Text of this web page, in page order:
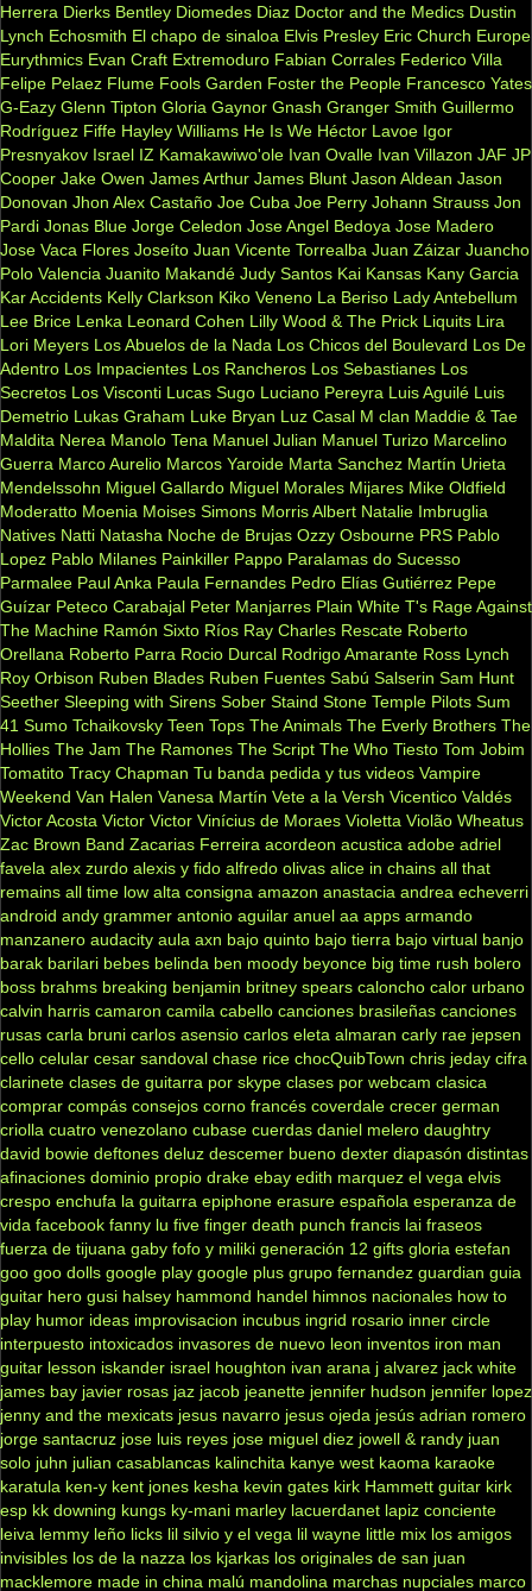
Herrera Dierks Bentley Diomedes Diaz Doctor and the Medics Dustin
Lynch Echosmith El chapo de sinaloa Elvis Presley Eric Church Europe
Eurythmics Evan Craft Extremoduro Fabian Corrales Federico Villa
Felipe Pelaez Flume Fools Garden Foster the People Francesco Yates
G-Eazy Glenn Tipton Gloria Gaynor Gnash Granger Smith Guillermo
Rodríguez Fiffe Hayley Williams He Is We Héctor Lavoe Igor
Presnyakov Israel IZ Kamakawiwo'ole Ivan Ovalle Ivan Villazon JAF JP
Cooper Jake Owen James Arthur James Blunt Jason Aldean Jason
Donovan Jhon Alex Castaño Joe Cuba Joe Perry Johann Strauss Jon
Pardi Jonas Blue Jorge Celedon Jose Angel Bedoya Jose Madero
Jose Vaca Flores Joseíto Juan Vicente Torrealba Juan Záizar Juancho
Polo Valencia Juanito Makandé Judy Santos Kai Kansas Kany Garcia
Kar Accidents Kelly Clarkson Kiko Veneno La Beriso Lady Antebellum
Lee Brice Lenka Leonard Cohen Lilly Wood & The Prick Liquits Lira
Lori Meyers Los Abuelos de la Nada Los Chicos del Boulevard Los De
Adentro Los Impacientes Los Rancheros Los Sebastianes Los
Secretos Los Visconti Lucas Sugo Luciano Pereyra Luis Aguilé Luis
Demetrio Lukas Graham Luke Bryan Luz Casal M clan Maddie & Tae
Maldita Nerea Manolo Tena Manuel Julian Manuel Turizo Marcelino
Guerra Marco Aurelio Marcos Yaroide Marta Sanchez Martín Urieta
Mendelssohn Miguel Gallardo Miguel Morales Mijares Mike Oldfield
Moderatto Moenia Moises Simons Morris Albert Natalie Imbruglia
Natives Natti Natasha Noche de Brujas Ozzy Osbourne PRS Pablo
Lopez Pablo Milanes Painkiller Pappo Paralamas do Sucesso
Parmalee Paul Anka Paula Fernandes Pedro Elías Gutiérrez Pepe
Guízar Peteco Carabajal Peter Manjarres Plain White T's Rage Against
The Machine Ramón Sixto Ríos Ray Charles Rescate Roberto
Orellana Roberto Parra Rocio Durcal Rodrigo Amarante Ross Lynch
Roy Orbison Ruben Blades Ruben Fuentes Sabú Salserin Sam Hunt
Seether Sleeping with Sirens Sober Staind Stone Temple Pilots Sum
41 Sumo Tchaikovsky Teen Tops The Animals The Everly Brothers The
Hollies The Jam The Ramones The Script The Who Tiesto Tom Jobim
Tomatito Tracy Chapman Tu banda pedida y tus videos Vampire
Weekend Van Halen Vanesa Martín Vete a la Versh Vicentico Valdés
Victor Acosta Victor Victor Vinícius de Moraes Violetta Violão Wheatus
Zac Brown Band Zacarias Ferreira acordeon acustica adobe adriel
favela alex zurdo alexis y fido alfredo olivas alice in chains all that
remains all time low alta consigna amazon anastacia andrea echeverri
android andy grammer antonio aguilar anuel aa apps armando
manzanero audacity aula axn bajo quinto bajo tierra bajo virtual banjo
barak barilari bebes belinda ben moody beyonce big time rush bolero
boss brahms breaking benjamin britney spears caloncho calor urbano
calvin harris camaron camila cabello canciones brasileñas canciones
rusas carla bruni carlos asensio carlos eleta almaran carly rae jepsen
cello celular cesar sandoval chase rice chocQuibTown chris jeday cifra
clarinete clases de guitarra por skype clases por webcam clasica
comprar compás consejos corno francés coverdale crecer german
criolla cuatro venezolano cubase cuerdas daniel melero daughtry
david bowie deftones deluz descemer bueno dexter diapasón distintas
afinaciones dominio propio drake ebay edith marquez el vega elvis
crespo enchufa la guitarra epiphone erasure española esperanza de
vida facebook fanny lu five finger death punch francis lai fraseos
fuerza de tijuana gaby fofo y miliki generación 12 gifts gloria estefan
goo goo dolls google play google plus grupo fernandez guardian guia
guitar hero gusi halsey hammond handel himnos nacionales how to
play humor ideas improvisacion incubus ingrid rosario inner circle
interpuesto intoxicados invasores de nuevo leon inventos iron man
guitar lesson iskander israel houghton ivan arana j alvarez jack white
james bay javier rosas jaz jacob jeanette jennifer hudson jennifer lopez
jenny and the mexicats jesus navarro jesus ojeda jesús adrian romero
jorge santacruz jose luis reyes jose miguel diez jowell & randy juan
solo juhn julian casablancas kalinchita kanye west kaoma karaoke
karatula ken-y kent jones kesha kevin gates kirk Hammett guitar kirk
esp kk downing kungs ky-mani marley lacuerdanet lapiz conciente
leiva lemmy leño licks lil silvio y el vega lil wayne little mix los amigos
invisibles los de la nazza los kjarkas los originales de san juan
macklemore made in china malú mandolina marchas nupciales marco